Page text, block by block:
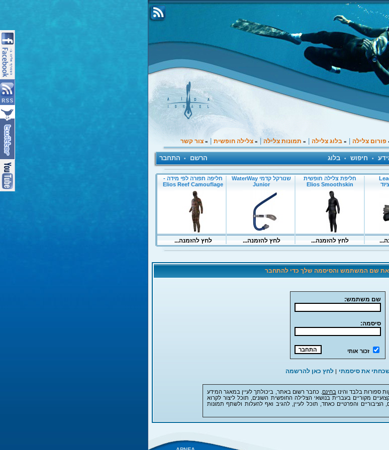
פורום צלילה » בלוג צלילה » תמונות צלילה » צלילה חופשית » צור קשר
• חיפוש • בלוג הרשם • התחבר
את שם המשתמש והסיסמה שלך כדי להתחבר
שם משתמש:
סיסמה:
זכור אותי
את סיסמתי |לחץ כאן להרשמה
ספורות בלבד והינו בחינם . כחבר רשום באתר, ביכולתך לעיין במאגר המידע
מקוריים בעברית בנושאי הצלילה החופשית השונים, תוכל ליצור לקרוא
הציבוריים והפרטיים כאחד, תוכל לעיין, להגיב ואף להעלות ולשתף תמונות